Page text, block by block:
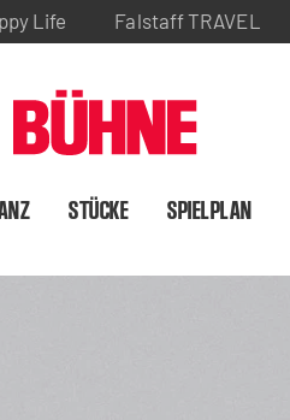
Life Falstaff TRAVEL
STÜCKE SPIELPLAN